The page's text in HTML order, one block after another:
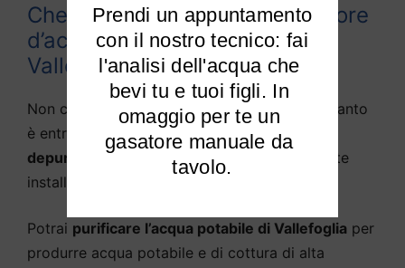
Che differenza c’è tra depuratore
d’acqua e purificato d’acqua a
Vallefoglia?
Non c’è praticamente alcuna differenza, in quanto
è entrata nella lingua parlata la definizione di
depuratore d’acqua
come sistema solitamente
installato sotto il lavello della cucina.
Potrai purificare l’acqua potabile di Vallefoglia per
produrre acqua potabile e di cottura di alta
Prendi un appuntamento
l'analisi dell'acqua che
bevi tu e tuoi figli. In
omaggio per te un
gasatore manuale da
tavolo.